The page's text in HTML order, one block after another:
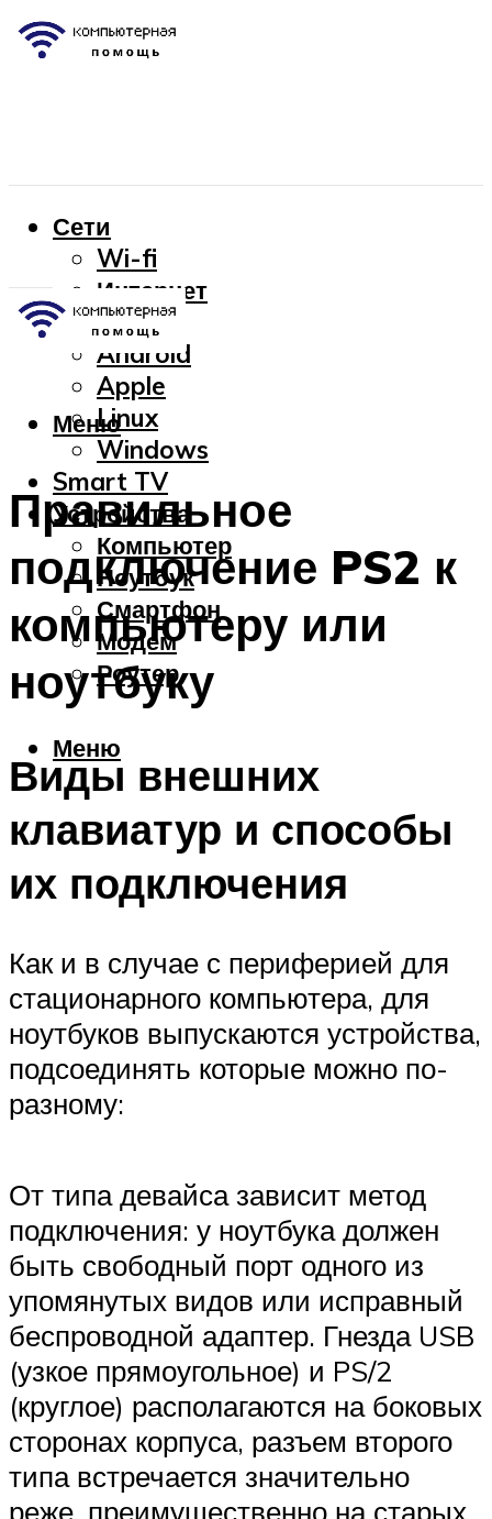
Сети
Wi-fi
Интернет
OC
Android
Apple
Linux
Windows
Smart TV
Устройства
Компьютер
Ноутбук
Смартфон
Модем
Роутер
Меню
Меню
Правильное
подключение PS2 к
компьютеру или
ноутбуку
Виды внешних
клавиатур и способы
их подключения
Как и в случае с периферией для
стационарного компьютера, для
ноутбуков выпускаются устройства,
подсоединять которые можно по-
разному:
От типа девайса зависит метод
подключения: у ноутбука должен
быть свободный порт одного из
упомянутых видов или исправный
беспроводной адаптер. Гнезда USB
(узкое прямоугольное) и PS/2
(круглое) располагаются на боковых
сторонах корпуса, разъем второго
типа встречается значительно
реже, преимущественно на старых